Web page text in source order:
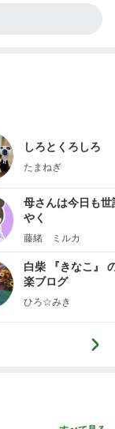
しろとくろしろ
たまねぎ
母さんは今日も世
やく
藤緒 ミルカ
白柴 『きなこ』
楽ブログ
ひろ☆みき